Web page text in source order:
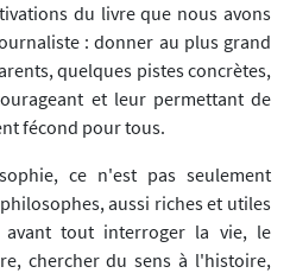
du livre que nous avons
: donner au plus grand
quelques pistes concrètes,
et leur permettant de
fécond pour tous.
ce n'est pas seulement
aussi riches et utiles
tout interroger la vie, le
chercher du sens à l'histoire,